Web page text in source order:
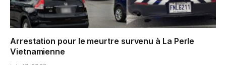
Arrestation pour le meurtre survenu à La Perle
Vietnamienne